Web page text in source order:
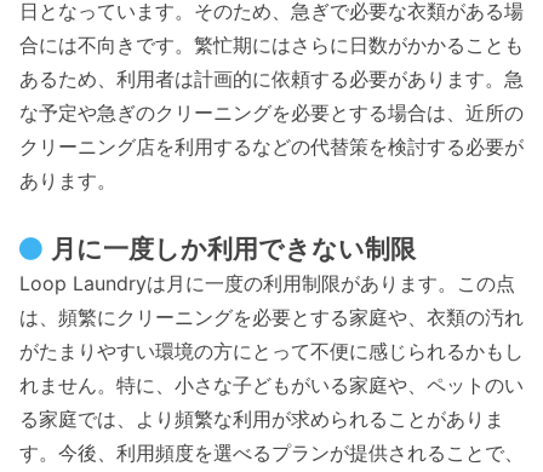
日となっています。そのため、急ぎで必要な衣類がある場
合には不向きです。繁忙期にはさらに日数がかかることも
あるため、利用者は計画的に依頼する必要があります。急
な予定や急ぎのクリーニングを必要とする場合は、近所の
クリーニング店を利用するなどの代替策を検討する必要が
あります。
月に一度しか利用できない制限
Loop Laundryは月に一度の利用制限があります。この点
は、頻繁にクリーニングを必要とする家庭や、衣類の汚れ
がたまりやすい環境の方にとって不便に感じられるかもし
れません。特に、小さな子どもがいる家庭や、ペットのい
る家庭では、より頻繁な利用が求められることがありま
す。今後、利用頻度を選べるプランが提供されることで、